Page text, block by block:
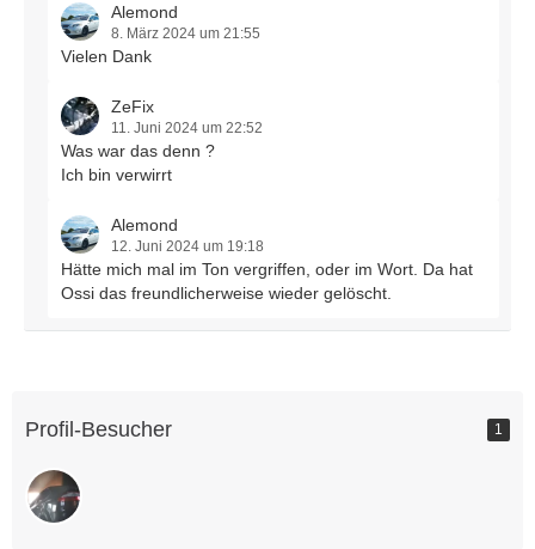
Alemond
8. März 2024 um 21:55
Vielen Dank
ZeFix
11. Juni 2024 um 22:52
Was war das denn ?
Ich bin verwirrt
Alemond
12. Juni 2024 um 19:18
Hätte mich mal im Ton vergriffen, oder im Wort. Da hat
Ossi das freundlicherweise wieder gelöscht.
Profil-Besucher 1